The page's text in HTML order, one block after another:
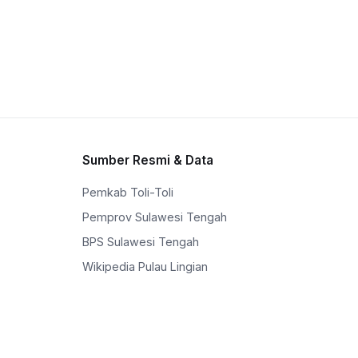
Sumber Resmi & Data
Pemkab Toli-Toli
Pemprov Sulawesi Tengah
BPS Sulawesi Tengah
Wikipedia Pulau Lingian